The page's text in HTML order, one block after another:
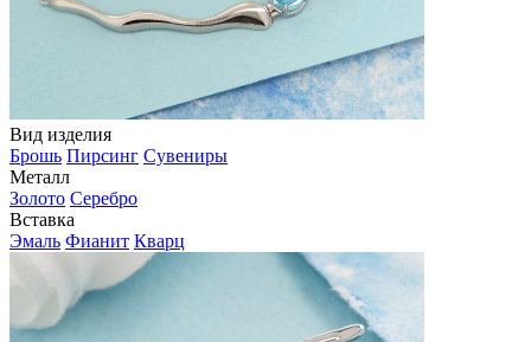
Вид изделия
Брошь Пирсинг Сувениры
Металл
Золото Серебро
Вставка
Эмаль Фианит Кварц